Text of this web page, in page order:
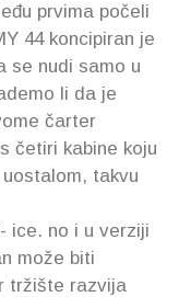
prvima počeli
44 koncipiran je
se nudi samo u
li da je
čarter
četiri kabine koju
takvu
ice. no i u verziji
može biti
tržište razvija